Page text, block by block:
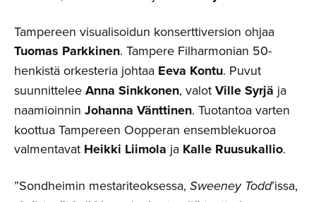
Tampereen visualisoidun konserttiversion ohjaa
Tuomas Parkkinen. Tampere Filharmonian 50-
henkistä orkesteria johtaa Eeva Kontu. Puvut
suunnittelee Anna Sinkkonen, valot Ville Syrjä ja
naamioinnin Johanna Vänttinen. Tuotantoa varten
koottua Tampereen Oopperan ensemblekuoroa
valmentavat Heikki Liimola ja Kalle Ruusukallio.
”Sondheimin mestariteoksessa, Sweeney Todd’issa,